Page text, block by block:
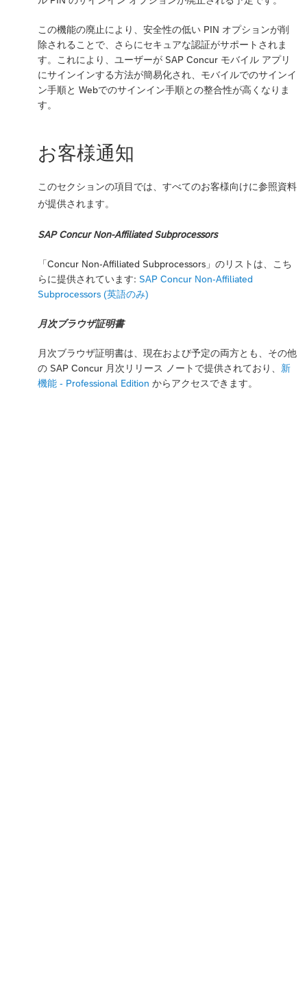
この機能の廃止により、安全性の低い PIN オプションが削
除されることで、さらにセキュアな認証がサポートされま
す。これにより、ユーザーが SAP Concur モバイル アプリ
にサインインする方法が簡易化され、モバイルでのサインイ
ン手順と Webでのサインイン手順との整合性が高くなりま
す。
お客様通知
このセクションの項目では、すべてのお客様向けに参照資料
が提供されます。
SAP Concur Non-Affiliated Subprocessors
「Concur Non-Affiliated Subprocessors」のリストは、こち
らに提供されています: SAP Concur Non-Affiliated
Subprocessors (英語のみ)
月次ブラウザ証明書
月次ブラウザ証明書は、現在および予定の両方とも、その他
の SAP Concur 月次リリース ノートで提供されており、 新
機能 - Professional Edition からアクセスできます。